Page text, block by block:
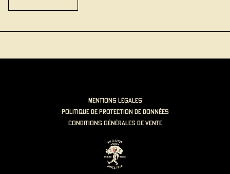
mentions légales
politique de protection de données
Conditions générales de vente